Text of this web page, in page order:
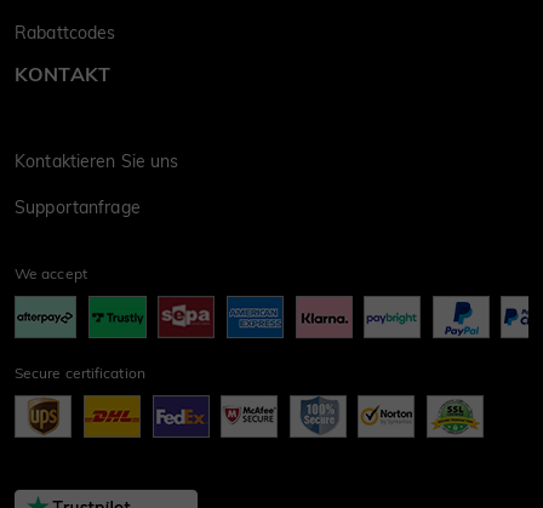
Rabattcodes
KONTAKT
Kontaktieren Sie uns
Supportanfrage
We accept
Secure certification